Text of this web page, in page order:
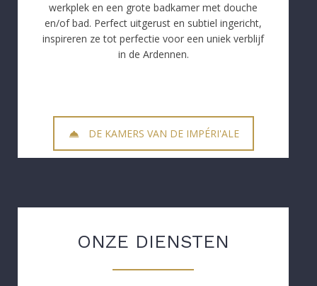
werkplek en een grote badkamer met douche
en/of bad. Perfect uitgerust en subtiel ingericht,
inspireren ze tot perfectie voor een uniek verblijf
in de Ardennen.
DE KAMERS VAN DE IMPÉRI'ALE
ONZE DIENSTEN